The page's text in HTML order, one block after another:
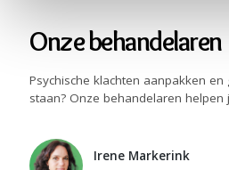
Onze behandelaren
Psychische klachten aanpakken
staan? Onze behandelaren helpen
Irene Markerink